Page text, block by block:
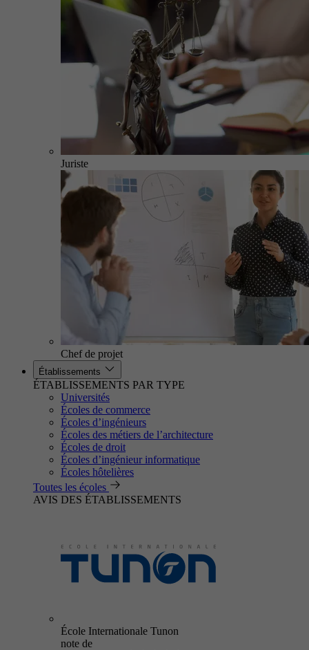
Juriste
Chef de projet
Établissements
ÉTABLISSEMENTS PAR TYPE
Universités
Écoles de commerce
Écoles d’ingénieurs
Écoles des métiers de l’architecture
Écoles de droit
Écoles d’ingénieur informatique
Écoles hôtelières
Toutes les écoles
AVIS DES ÉTABLISSEMENTS
École Internationale Tunon
note de